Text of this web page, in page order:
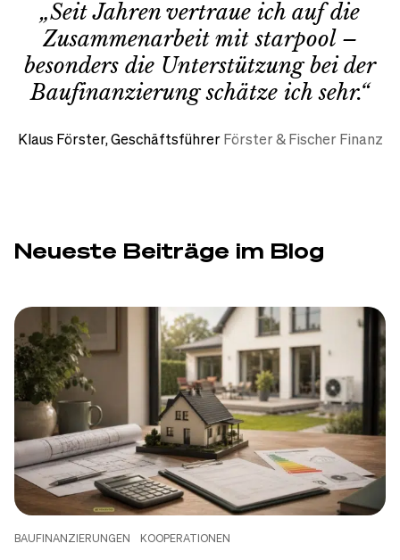
„Seit Jahren vertraue ich auf die
Zusammenarbeit mit starpool –
besonders die Unterstützung bei der
Baufinanzierung schätze ich sehr.“
Klaus Förster, GeschäftsführerFörster & Fischer Finanz
Neueste Beiträge im Blog
BAUFINANZIERUNGEN KOOPERATIONEN